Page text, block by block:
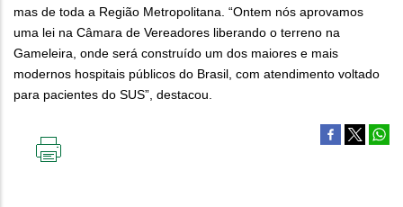
mas de toda a Região Metropolitana. “Ontem nós aprovamos
uma lei na Câmara de Vereadores liberando o terreno na
Gameleira, onde será construído um dos maiores e mais
modernos hospitais públicos do Brasil, com atendimento voltado
para pacientes do SUS”, destacou.